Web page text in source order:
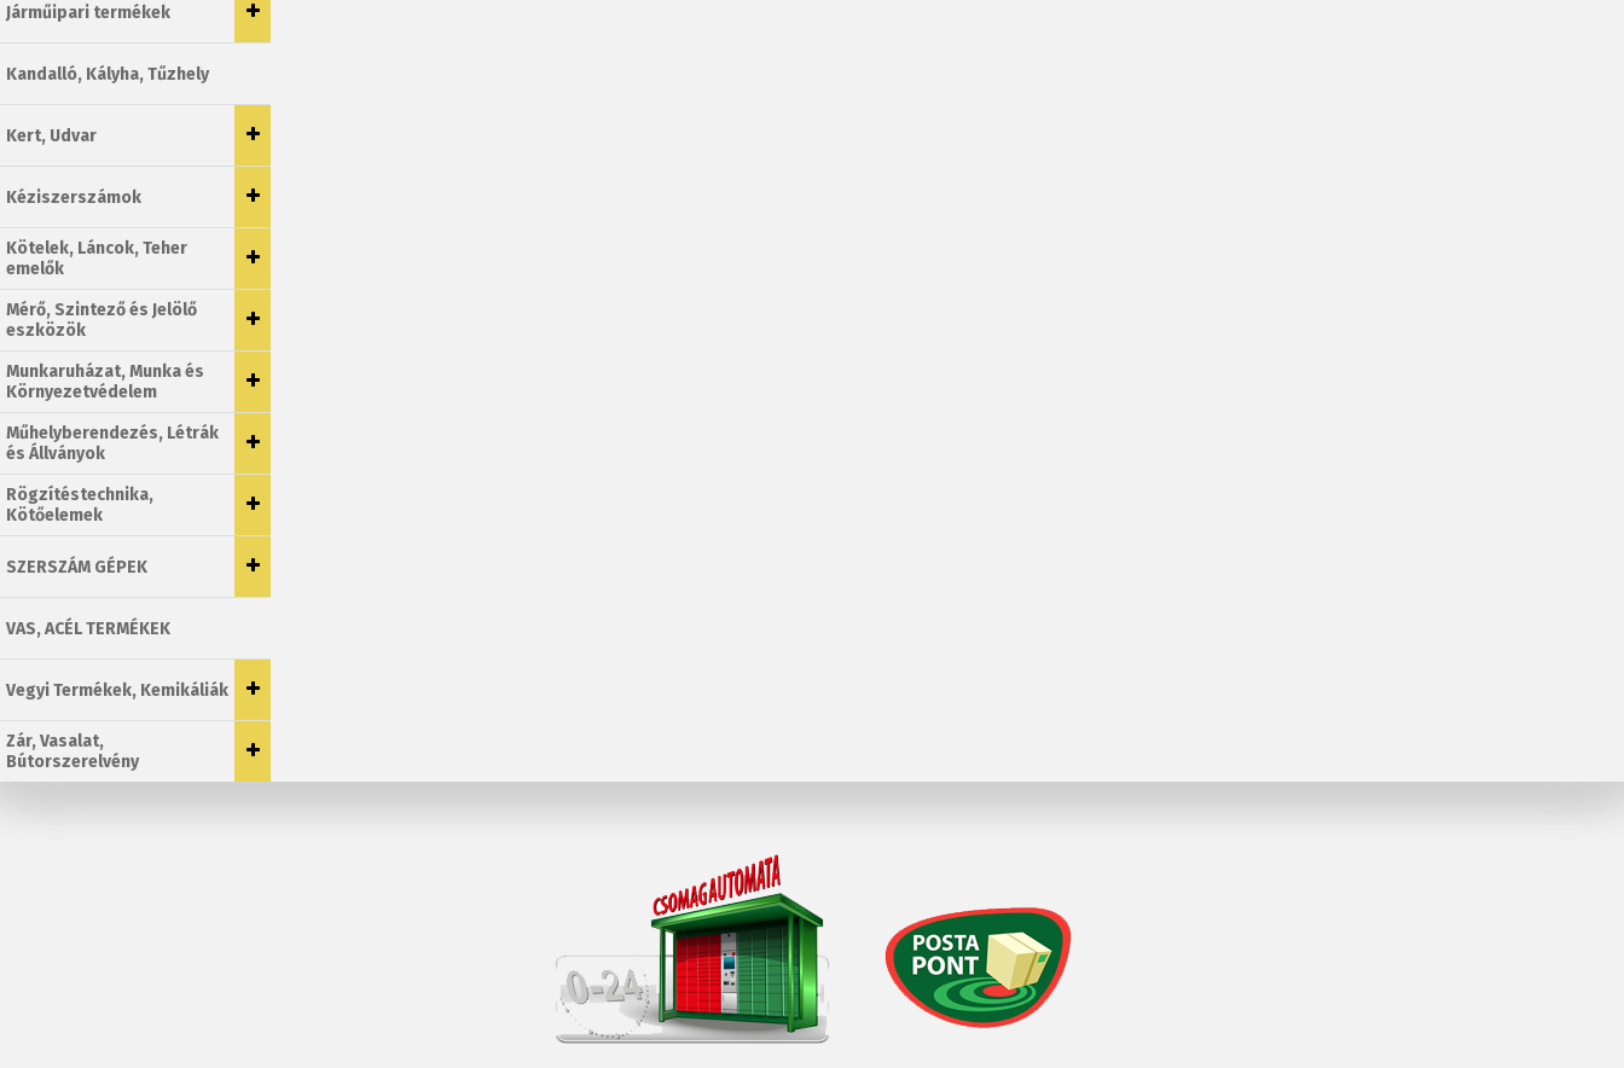
Járműipari termékek
Kandalló, Kályha, Tűzhely
Kert, Udvar
Kéziszerszámok
Kötelek, Láncok, Teher
emelők
Mérő, Szintező és Jelölő
eszközök
Munkaruházat, Munka és
Környezetvédelem
Műhelyberendezés, Létrák
és Állványok
Rögzítéstechnika,
Kötőelemek
SZERSZÁM GÉPEK
VAS, ACÉL TERMÉKEK
Vegyi Termékek, Kemikáliák
Zár, Vasalat,
Bútorszerelvény